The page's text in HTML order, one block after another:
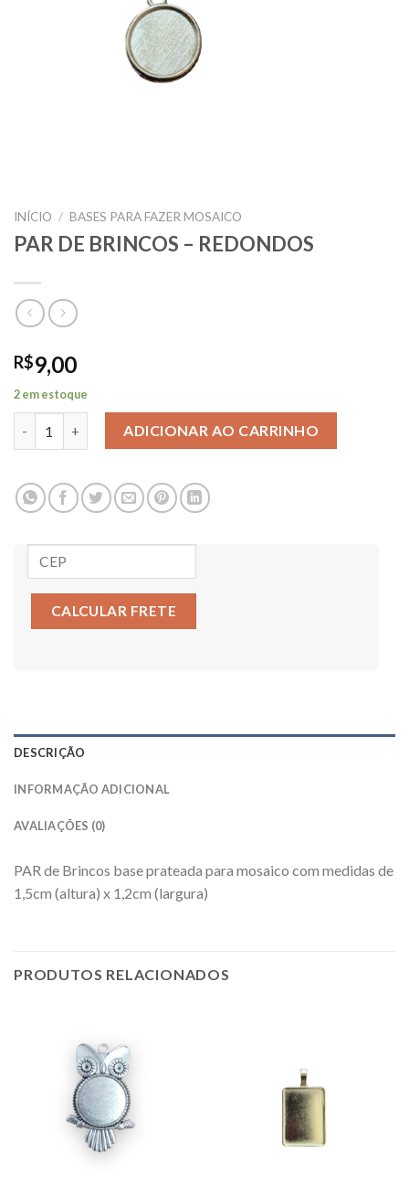
INÍCIO / BASES PARA FAZER MOSAICO
PAR DE BRINCOS – REDONDOS
R$9,00
CALCULAR FRETE
2 em estoque
PAR DE BRINCOS - REDONDOS quantidade
ADICIONAR AO CARRINHO
DESCRIÇÃO
INFORMAÇÃO ADICIONAL
AVALIAÇÕES (0)
PAR de Brincos base prateada para mosaico com medidas de
1,5cm (altura) x 1,2cm (largura)
PRODUTOS RELACIONADOS